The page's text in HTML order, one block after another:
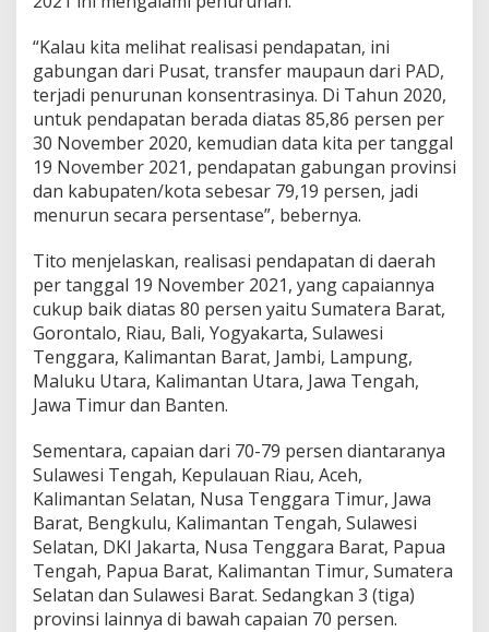
e
a
h
“Kalau kita melihat realisasi pendapatan, ini
gabungan dari Pusat, transfer maupaun dari PAD,
terjadi penurunan konsentrasinya. Di Tahun 2020,
untuk pendapatan berada diatas 85,86 persen per
30 November 2020, kemudian data kita per tanggal
19 November 2021, pendapatan gabungan provinsi
dan kabupaten/kota sebesar 79,19 persen, jadi
menurun secara persentase”, bebernya.
Tito menjelaskan, realisasi pendapatan di daerah
per tanggal 19 November 2021, yang capaiannya
cukup baik diatas 80 persen yaitu Sumatera Barat,
Gorontalo, Riau, Bali, Yogyakarta, Sulawesi
Tenggara, Kalimantan Barat, Jambi, Lampung,
Maluku Utara, Kalimantan Utara, Jawa Tengah,
Jawa Timur dan Banten.
Sementara, capaian dari 70-79 persen diantaranya
Sulawesi Tengah, Kepulauan Riau, Aceh,
Kalimantan Selatan, Nusa Tenggara Timur, Jawa
Barat, Bengkulu, Kalimantan Tengah, Sulawesi
Selatan, DKI Jakarta, Nusa Tenggara Barat, Papua
Tengah, Papua Barat, Kalimantan Timur, Sumatera
Selatan dan Sulawesi Barat. Sedangkan 3 (tiga)
provinsi lainnya di bawah capaian 70 persen.